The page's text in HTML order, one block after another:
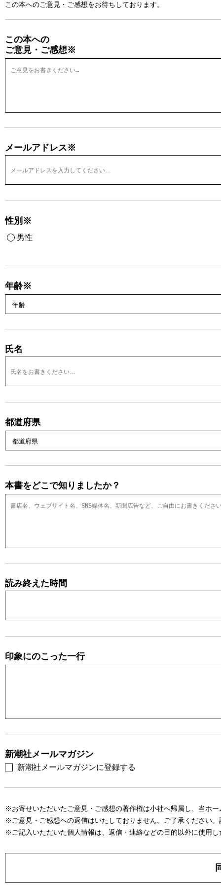
この本へのご意見・ご感想をお待ちしております。
この本への
ご意見・ご感想※
メールアドレス※
性別※
男性
年齢※
氏名
都道府県
本書をどこで知りましたか？
読み終えた時間
印象にのこった一行
新潮社メールマガジン
新潮社メールマガジンに登録する
※お寄せいただいたご意見・ご感想の著作権は小社へ帰属し、当ホ
※ご意見・ご感想への返信はいたしておりません。ご了承ください。
※ご記入いただいた個人情報は、返信・連絡などの目的以外に使用